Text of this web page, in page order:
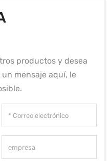
productos y desea
mensaje aquí, le